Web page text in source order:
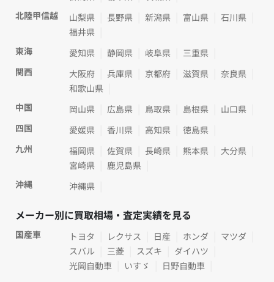
北陸甲信越
山梨県 長野県 新潟県 富山県
石川県
福井県
東海
愛知県 静岡県 岐阜県
三重県
関西
大阪府 兵庫県 京都府 滋賀県
奈良県
和歌山県
中国
岡山県 広島県 鳥取県 島根県
山口県
四国
愛媛県 香川県 高知県
徳島県
九州
福岡県 佐賀県 長崎県 熊本県
大分県
宮崎県
鹿児島県
沖縄
沖縄県
メーカー別に買取相場・査定実績を見る
国産車 トヨタ レクサス 日産 ホンダ
マツダ
スバル
三菱 スズキ
ダイハツ
光岡自動車
いすゞ 日野自動車